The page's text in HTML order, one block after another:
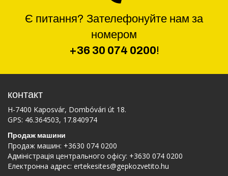
Є питання? Зателефонуйте нам за
номером
+36 30 074 0200!
контакт
H-7400 Kaposvár, Dombóvári út 18.
GPS: 46.364503, 17.840974
Продаж машини
Продаж машин: +3630 074 0200
Адміністрація центрального офісу: +3630 074 0200
Електронна адрес: ertekesites@gepkozvetito.hu